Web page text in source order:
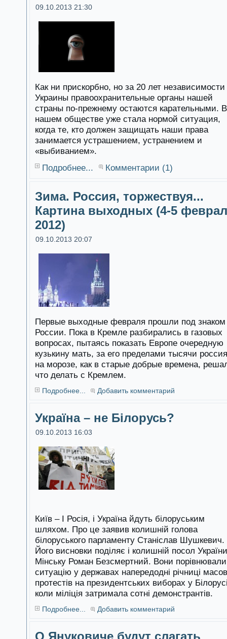
09.10.2013 21:30
Как ни прискорбно, но за 20 лет независимости
Украины правоохранительные органы нашей
страны по-прежнему остаются карательными. В
нашем обществе уже стала нормой ситуация,
когда те, кто должен защищать наши права
занимается устрашением, устранением и
«выбиванием».
Подробнее...
Комментарии (1)
Зима. Россия, торжествуя...
Картина выходных (4-5
2012)
09.10.2013 20:07
Первые выходные февраля прошли под знаком
России. Пока в Кремле разбирались в газовых
вопросах, пытаясь показать Европе очередную
кузькину мать, за его пределами тысячи
на морозе, как в старые добрые времена,
что делать с Кремлем.
Подробнее... Добавить комментарий
Україна – не Білорусь?
09.10.2013 16:03
Київ – І Росія, і Україна йдуть білоруським
шляхом. Про це заявив колишній голова
білоруського парламенту Станіслав Шушкевич.
Його висновки поділяє і колишній посол
Мінську Роман Безсмертний. Вони порівнювали
ситуацію у державах напередодні річниці
протестів на президентських виборах у
коли міліція затримала сотні демонстрантів.
Подробнее... Добавить комментарий
О Януковиче будут слагать